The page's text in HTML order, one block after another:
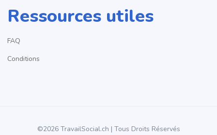
Ressources utiles
FAQ
Conditions
©2026 TravailSocial.ch | Tous Droits Réservés